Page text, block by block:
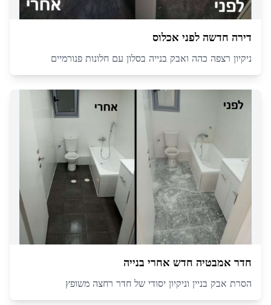
דירה חדשה לפני אכלוס
ניקיון רצפה כהה ואבק בנייה בסלון עם חלונות פנורמיים
חדר אמבטיה חדש אחרי בנייה
הסרת אבק בניין וניקיון יסודי של חדר רחצה משופץ